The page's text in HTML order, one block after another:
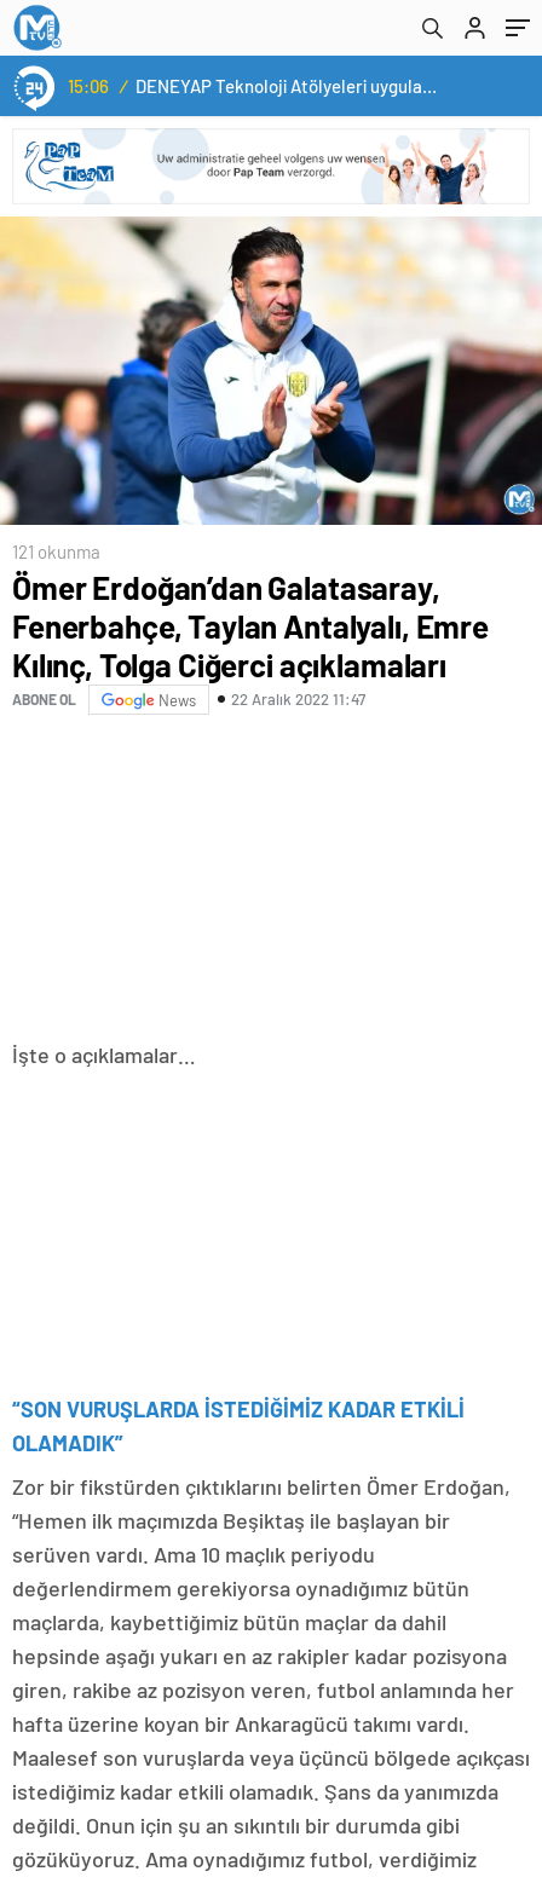
15:06 / DENEYAP Teknoloji Atölyeleri uygulama sınavı 1 Ekim’de
açıklamaları
121 okunma
Ömer Erdoğan’dan Galatasaray,
Fenerbahçe, Taylan Antalyalı, Emre
Kılınç, Tolga Ciğerci açıklamaları
ABONE OL News 22 Aralık 2022 11:47
İşte o açıklamalar…
“SON VURUŞLARDA İSTEDİĞİMİZ KADAR ETKİLİ
OLAMADIK”
Zor bir fikstürden çıktıklarını belirten Ömer Erdoğan,
“Hemen ilk maçımızda Beşiktaş ile başlayan bir
serüven vardı. Ama 10 maçlık periyodu
değerlendirmem gerekiyorsa oynadığımız bütün
maçlarda, kaybettiğimiz bütün maçlar da dahil
hepsinde aşağı yukarı en az rakipler kadar pozisyona
giren, rakibe az pozisyon veren, futbol anlamında her
hafta üzerine koyan bir Ankaragücü takımı vardı.
Maalesef son vuruşlarda veya üçüncü bölgede açıkçası
istediğimiz kadar etkili olamadık. Şans da yanımızda
değildi. Onun için şu an sıkıntılı bir durumda gibi
gözüküyoruz. Ama oynadığımız futbol, verdiğimiz